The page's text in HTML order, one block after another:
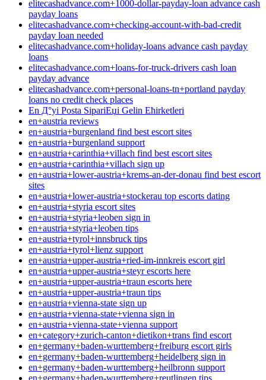
elitecashadvance.com+1000-dollar-payday-loan advance cash
payday loans
elitecashadvance.com+checking-account-with-bad-credit
payday loan needed
elitecashadvance.com+holiday-loans advance cash payday
loans
elitecashadvance.com+loans-for-truck-drivers cash loan
payday advance
elitecashadvance.com+personal-loans-tn+portland payday
loans no credit check places
En Д°yi Posta SipariЕџi Gelin Ећirketleri
en+austria reviews
en+austria+burgenland find best escort sites
en+austria+burgenland support
en+austria+carinthia+villach find best escort sites
en+austria+carinthia+villach sign up
en+austria+lower-austria+krems-an-der-donau find best escort
sites
en+austria+lower-austria+stockerau top escorts dating
en+austria+styria escort sites
en+austria+styria+leoben sign in
en+austria+styria+leoben tips
en+austria+tyrol+innsbruck tips
en+austria+tyrol+lienz support
en+austria+upper-austria+ried-im-innkreis escort girl
en+austria+upper-austria+steyr escorts here
en+austria+upper-austria+traun escorts here
en+austria+upper-austria+traun tips
en+austria+vienna-state sign up
en+austria+vienna-state+vienna sign in
en+austria+vienna-state+vienna support
en+category+zurich-canton+dietikon+trans find escort
en+germany+baden-wurttemberg+freiburg escort girls
en+germany+baden-wurttemberg+heidelberg sign in
en+germany+baden-wurttemberg+heilbronn support